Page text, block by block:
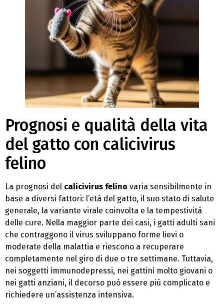
Prognosi e qualità della vita
del gatto con calicivirus
felino
La prognosi del calicivirus felino varia sensibilmente in
base a diversi fattori: l’età del gatto, il suo stato di salute
generale, la variante virale coinvolta e la tempestività
delle cure. Nella maggior parte dei casi, i gatti adulti sani
che contraggono il virus sviluppano forme lievi o
moderate della malattia e riescono a recuperare
completamente nel giro di due o tre settimane. Tuttavia,
nei soggetti immunodepressi, nei gattini molto giovani o
nei gatti anziani, il decorso può essere più complicato e
richiedere un’assistenza intensiva.